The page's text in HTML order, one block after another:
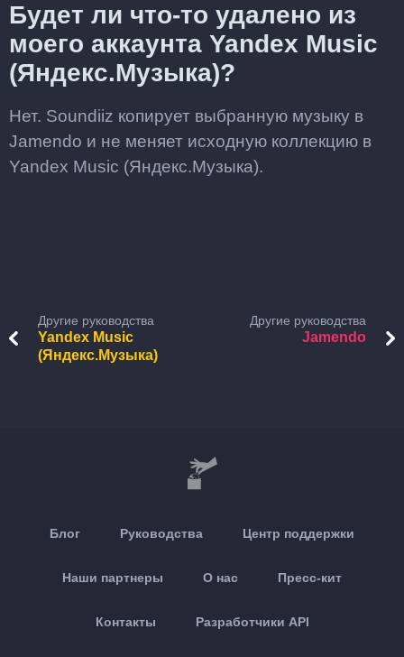
Будет ли что-то удалено из
моего аккаунта Yandex Music
(Яндекс.Музыка)?
Нет. Soundiiz копирует выбранную музыку в
Jamendo и не меняет исходную коллекцию в
Yandex Music (Яндекс.Музыка).
Другие руководства
Yandex Music
(Яндекс.Музыка)
Другие руководства
Jamendo
Блог Руководства Центр поддержки
Наши партнеры О нас Пресс-кит
Контакты Разработчики API